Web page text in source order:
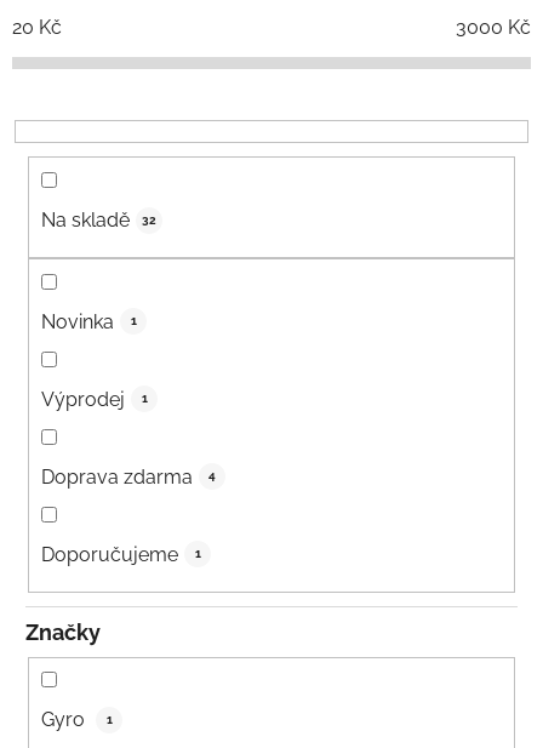
20 Kč 3000 Kč
Na skladě 32
Novinka 1
Výprodej 1
Doprava zdarma 4
Doporučujeme 1
Značky
Gyro 1